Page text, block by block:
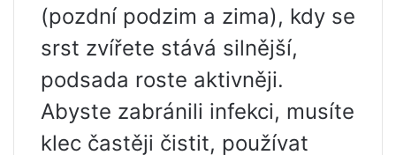
(pozdní podzim a zima), kdy se
srst zvířete stává silnější,
podsada roste aktivněji.
Abyste zabránili infekci, musíte
klec častěji čistit, používat